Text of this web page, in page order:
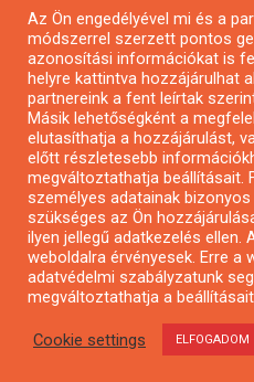
Pályázatok
Pályázatok civil
Pályázatok vállalkozásoknak
Önkormányzati pályázatok
Mezőgazdasági pályázatok
Falusi turizmus pályázatok
Napelem pályázatok
GINOP pályázatok
Copyright © All
Az Ön engedélyével mi és a
módszerrel szerzett pontos
azonosítási információkat is
helyre kattintva hozzájárulhat
partnereink a fent leírtak
Másik lehetőségként a
elutasíthatja a hozzájárulást,
előtt részletesebb
megváltoztathatja beállításait.
személyes adatainak
szükséges az Ön
ilyen jellegű adatkezelés ellen.
weboldalra érvényesek. Erre a
adatvédelmi szabályzatunk
megváltoztathatja a
Cookie settings ELFOGADOM